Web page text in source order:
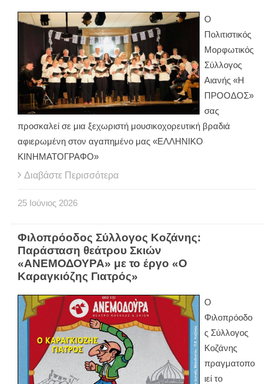
Ο
Πολιτιστικός
Μορφωτικός
Σύλλογος
Αιανής «Η
ΠΡΟΟΔΟΣ»
σας
προσκαλεί σε μια ξεχωριστή μουσικοχορευτική βραδιά
αφιερωμένη στον αγαπημένο μας «ΕΛΛΗΝΙΚΟ
ΚΙΝΗΜΑΤΟΓΡΑΦΟ»
Διαβάστε Περισσότερα
25 Ιούνιος 2026
Φιλοπρόοδος Σύλλογος Κοζάνης:
Παράσταση θεάτρου Σκιών
«ΑΝΕΜΟΔΟΥΡΑ» με το έργο «Ο
Καραγκιόζης Γιατρός»
Ο
Φιλοπρόοδο
ς Σύλλογος
Κοζάνης
πραγματοπο
ιεί το